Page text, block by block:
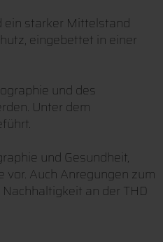
ein starker Mittelstand
eingebettet in einer
und des
Unter dem
und Gesundheit,
Auch Anregungen zum
an der THD